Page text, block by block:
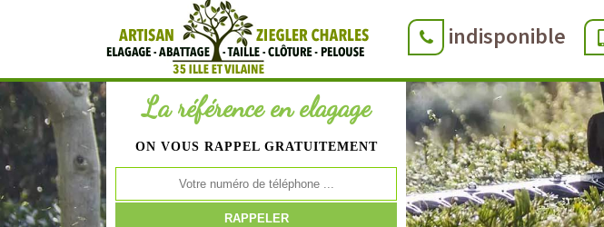
indisponible
La référence en elagage
ON VOUS RAPPEL GRATUITEMENT